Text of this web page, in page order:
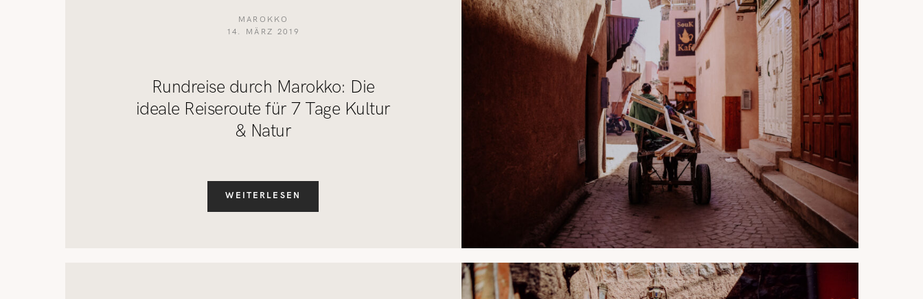
MAROKKO
14. MÄRZ 2019
Rundreise durch Marokko: Die
ideale Reiseroute für 7 Tage Kultur
& Natur
WEITERLESEN